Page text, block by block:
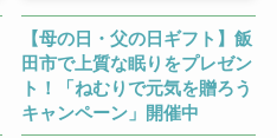
【母の日・父の日ギフト】飯
田市で上質な眠りをプレゼン
ト！「ねむりで元気を贈ろう
キャンペーン」開催中